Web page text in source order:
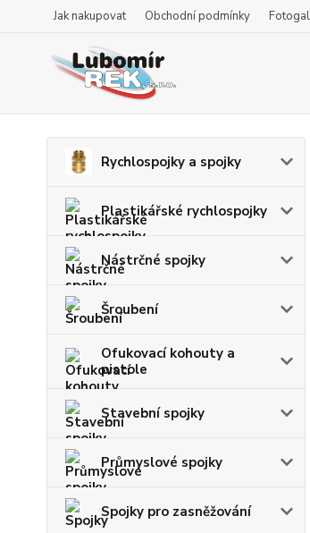
Jak nakupovat Obchodní podmínky
Rychlospojky a spojky
Plastikářské rychlospojky
Nástrčné spojky
Šroubení
Ofukovací kohouty a
pistole
Stavební spojky
Průmyslové spojky
Spojky pro zasněžování